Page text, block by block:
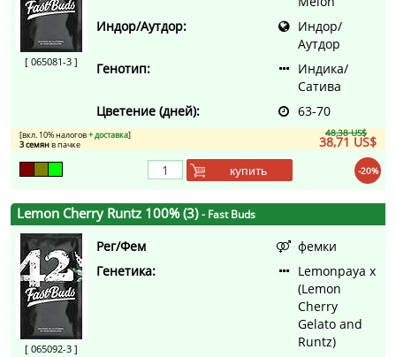
[ 065081-3 ]
Индор/Аутдор:
Индор/
Аутдор
Генотип:
Индика/
Сатива
Цветение (дней):
63-70
48,38 US$
38,71 US$
[вкл. 10% налогов+ доставка]
3 семянв пачке
-20%
купить
Lemon Cherry Runtz 100% (3)- Fast Buds
[ 065092-3 ]
Рег/Фем
фемки
Генетика:
Lemonpaya x
(Lemon
Cherry
Gelato and
Runtz)